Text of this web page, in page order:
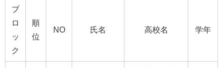
ブ
ロ
ッ
ク
順
位
NO 氏名 高校名 学年